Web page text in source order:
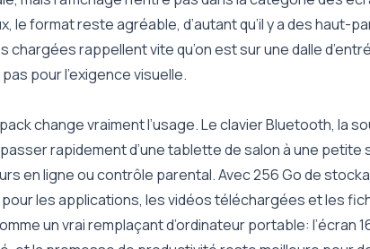
le format reste agréable, d’autant qu’il y a des haut-
chargées rappellent vite qu’on est sur une dalle
pour l’exigence visuelle.
change vraiment l’usage. Le clavier Bluetooth, la
rapidement d’une tablette de salon à une petite
en ligne ou contrôle parental. Avec 256 Go de
pour les applications, les vidéos téléchargées et les
un vrai remplaçant d’ordinateur portable: l’écran